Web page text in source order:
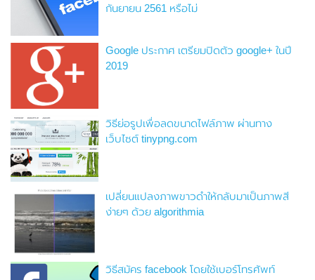
กันยายน 2561 หรือไม่
Google ประกาศ เตรียมปิดตัว google+ ในปี
2019
วิธีย่อรูปเพื่อลดขนาดไฟล์ภาพ ผ่านทาง
เว็บไซต์ tinypng.com
เปลี่ยนแปลงภาพขาวดำให้กลับมาเป็นภาพสี
ง่ายๆ ด้วย algorithmia
วิธีสมัคร facebook โดยใช้เบอร์โทรศัพท์